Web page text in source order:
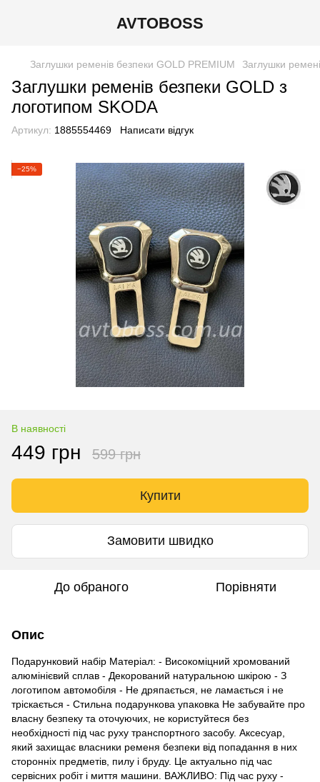
AVTOBOSS
Заглушки ременів безпеки GOLD PREMIUM Заглушки
Заглушки ременів безпеки GOLD з
логотипом SKODA
Артикул: 1885554469 Написати відгук
−25%
В наявності
449 грн 599 грн
Купити
Замовити швидко
До обраного Порівняти
Опис
Подарунковий набір Матеріал: - Високоміцний хромований
алюмінієвий сплав - Декорований натуральною шкірою - З
логотипом автомобіля - Не дряпається, не ламається і не
тріскається - Стильна подарункова упаковка Не забувайте про
власну безпеку та оточуючих, не користуйтеся без
необхідності під час руху транспортного засобу. Аксесуар,
який захищає власники ременя безпеки від попадання в них
сторонніх предметів, пилу і бруду. Це актуально під час
сервісних робіт і миття машини. ВАЖЛИВО: Під час руху -